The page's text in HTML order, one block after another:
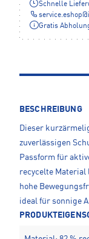
Schnelle
service.eshop@
Gratis
BESCHREIBUNG
Dieser
zuverlässigen
Passform für
recycelte Material
hohe
ideal für sonnige